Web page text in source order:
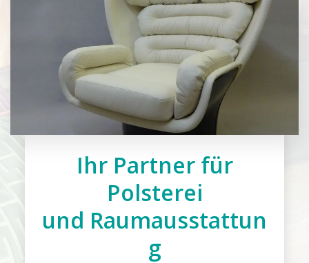
Ihr Partner für
Polsterei
und Raumausstattun
g